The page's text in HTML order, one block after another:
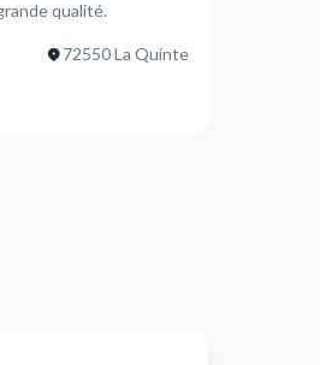
qualité.
72550 La Quinte